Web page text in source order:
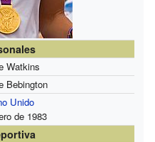
Watkins
Bebington
Unido
de 1983